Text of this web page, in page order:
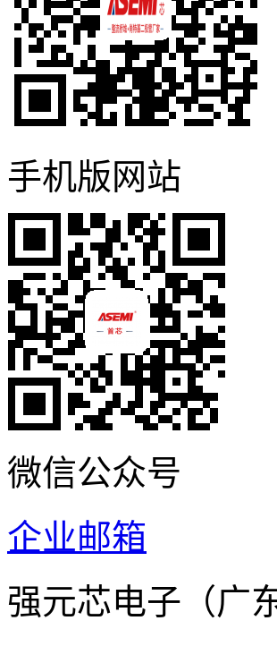
手机版网站
微信公众号
企业邮箱
强元芯电子（